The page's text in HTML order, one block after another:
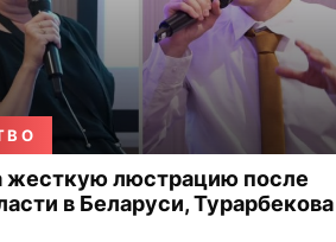
жесткую люстрацию после
в Беларуси,